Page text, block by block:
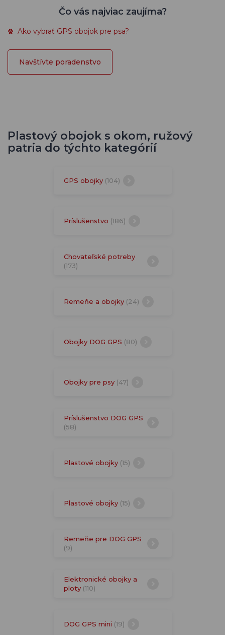
Čo vás najviac zaujíma?
Ako vybrať GPS obojok pre psa?
Navštívte poradenstvo
Plastový obojok s okom, ružový
patria do týchto kategórií
GPS obojky (104)
Príslušenstvo (186)
Chovateľské potreby
(173)
Remeňe a obojky (24)
Obojky DOG GPS (80)
Obojky pre psy (47)
Príslušenstvo DOG GPS
(58)
Plastové obojky (15)
Plastové obojky (15)
Remeňe pre DOG GPS
(9)
Elektronické obojky a
ploty (110)
DOG GPS mini (19)